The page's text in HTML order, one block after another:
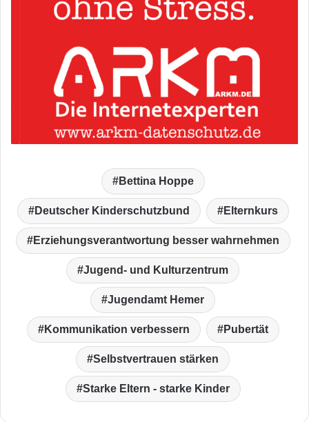
Bettina Hoppe
Deutscher Kinderschutzbund Elternkurs
Erziehungsverantwortung besser wahrnehmen
Jugend- und Kulturzentrum
Jugendamt Hemer
Kommunikation verbessern Pubertät
Selbstvertrauen stärken
Starke Eltern - starke Kinder